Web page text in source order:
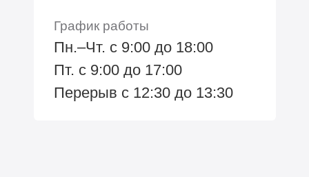
График работы
Пн.–Чт. с 9:00 до 18:00
Пт. с 9:00 до 17:00
Перерыв с 12:30 до 13:30